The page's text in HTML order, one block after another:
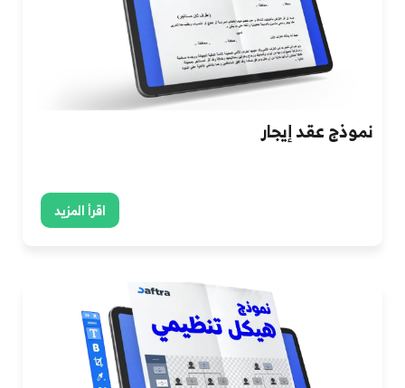
نموذج عقد إيجار
اقرأ المزيد